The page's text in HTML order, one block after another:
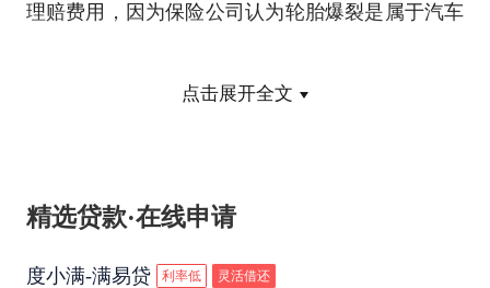
理赔费用，因为保险公司认为轮胎爆裂是属于汽车
点击展开全文
精选贷款·在线申请
度小满-满易贷 利率低 灵活借还